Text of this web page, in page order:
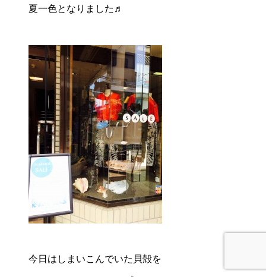
夏一色となりました♬
今日はしまいこんでいた貝殻を